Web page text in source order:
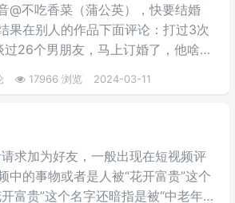
@不吃香菜（蒲公英），快要结婚
果在别人的作品下面评论：打过3次
26个男朋友，马上订婚了，他啥都
17966 浏览 2024-03-11
求加为好友，一般出现在短视频评
中的事物或者是人被“花开富贵”这个
富贵”这个名字还暗指是被“中老年